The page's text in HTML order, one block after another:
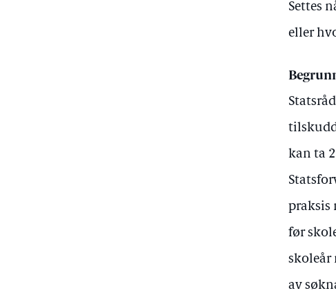
Settes
eller
tilskudd
kan ta
praksis
før
skoleår
av